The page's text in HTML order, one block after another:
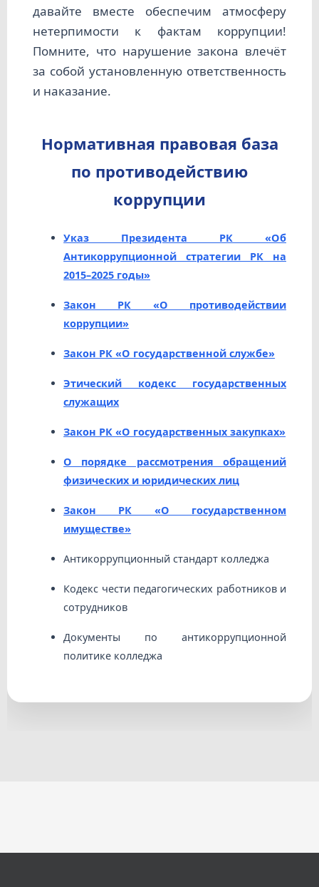
давайте вместе обеспечим атмосферу
нетерпимости к фактам коррупции!
Помните, что нарушение закона влечёт
за собой установленную ответственность
и наказание.
Нормативная правовая база
по противодействию
коррупции
Указ Президента РК «Об
Антикоррупционной стратегии РК на
2015–2025 годы»
Закон РК «О противодействии
коррупции»
Закон РК «О государственной службе»
Этический кодекс государственных
служащих
Закон РК «О государственных закупках»
О порядке рассмотрения обращений
физических и юридических лиц
Закон РК «О государственном
имуществе»
Антикоррупционный стандарт колледжа
Кодекс чести педагогических работников и
сотрудников
Документы по антикоррупционной
политике колледжа